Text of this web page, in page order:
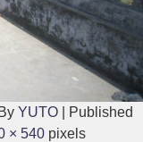
By YUTO
Published
× 540 pixels